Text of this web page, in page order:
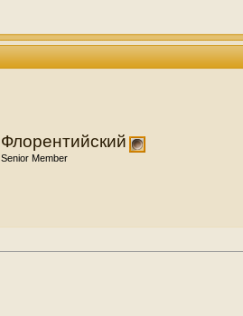
Флорентийский
Senior Member